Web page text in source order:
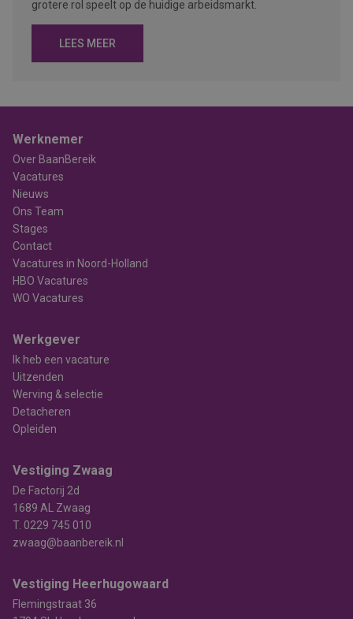
grotere rol speelt op de huidige arbeidsmarkt.
LEES MEER
Werknemer
Over BaanBereik
Vacatures
Nieuws
Ons Team
Stages
Contact
Vacatures in Noord-Holland
HBO Vacatures
WO Vacatures
Werkgever
Ik heb een vacature
Uitzenden
Werving & selectie
Detacheren
Opleiden
Vestiging Zwaag
De Factorij 2d
1689 AL Zwaag
T. 0229 745 010
zwaag@baanbereik.nl
Vestiging Heerhugowaard
Flemingstraat 36